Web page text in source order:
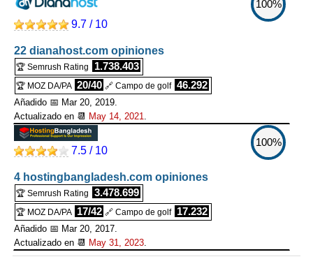
100%
9.7 / 10
22 dianahost.com opiniones
🏆 Semrush Rating 1.738.403
🏆 MOZ DA/PA 20/40 🔗 Campo de golf 46.292
Añadido 📅 Mar 20, 2019.
Actualizado en 📆 May 14, 2021.
100%
7.5 / 10
4 hostingbangladesh.com opiniones
🏆 Semrush Rating 3.478.699
🏆 MOZ DA/PA 17/42 🔗 Campo de golf 17.232
Añadido 📅 Mar 20, 2017.
Actualizado en 📆 May 31, 2023.